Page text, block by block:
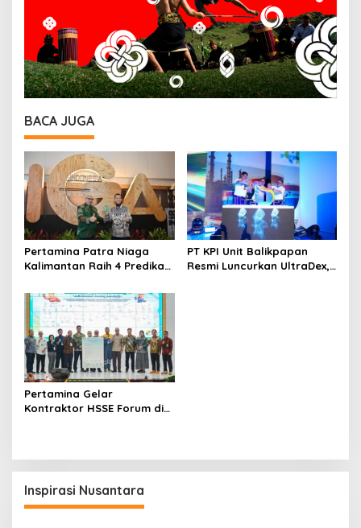
BACA JUGA
Pertamina Patra Niaga
Kalimantan Raih 4 Predikat
Program TJSL Berhasil
PT KPI Unit Balikpapan
Resmi Luncurkan UltraDex,
Pertamina Gelar
Kontraktor HSSE Forum di
Inspirasi Nusantara